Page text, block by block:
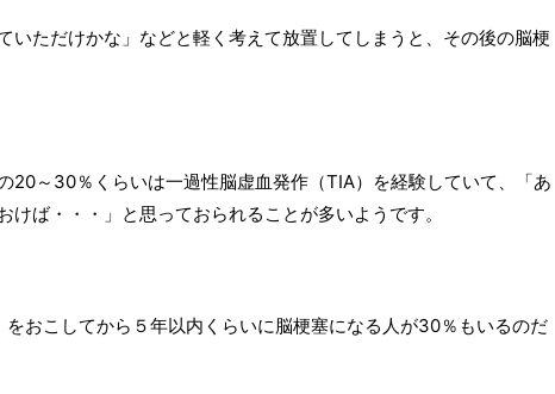
いただけかな」などと軽く考えて放置してしまうと、その後の脳梗
20～30％くらいは一過性脳虚血発作（TIA）を経験していて、「あ
けば・・・」と思っておられることが多いようです。
おこしてから５年以内くらいに脳梗塞になる人が30％もいるのだ